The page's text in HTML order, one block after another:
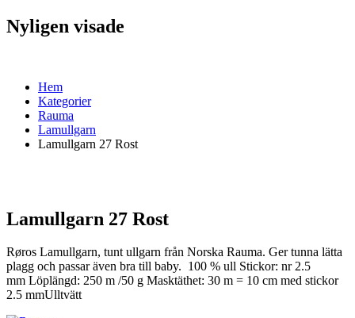
Nyligen visade
Hem
Kategorier
Rauma
Lamullgarn
Lamullgarn 27 Rost
Lamullgarn 27 Rost
Røros Lamullgarn, tunt ullgarn från Norska Rauma. Ger tunna lätta
plagg och passar även bra till baby. 100 % ull Stickor: nr 2.5
mm Löplängd: 250 m /50 g Masktäthet: 30 m = 10 cm med stickor
2.5 mmUlltvätt